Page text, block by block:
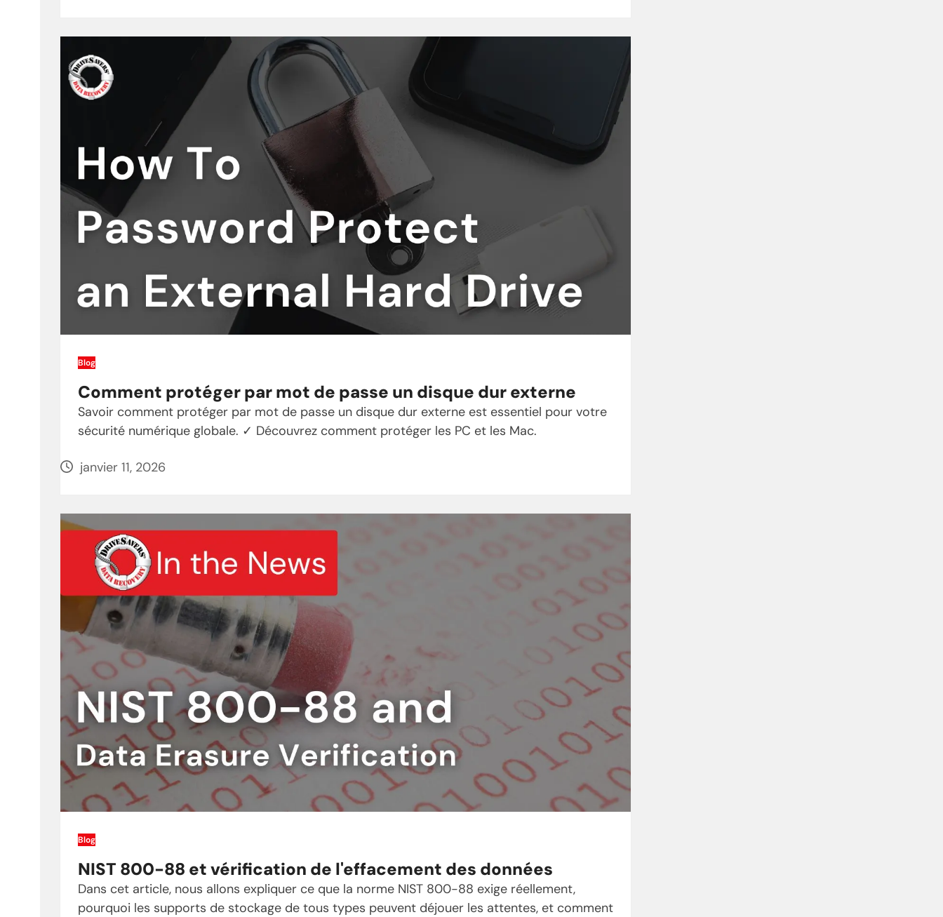
Blog
Comment protéger par mot de passe un disque dur externe
Savoir comment protéger par mot de passe un disque dur externe est essentiel pour votre
sécurité numérique globale. ✓ Découvrez comment protéger les PC et les Mac.
janvier 11, 2026
Blog
NIST 800-88 et vérification de l'effacement des données
Dans cet article, nous allons expliquer ce que la norme NIST 800-88 exige réellement,
pourquoi les supports de stockage de tous types peuvent déjouer les attentes, et comment